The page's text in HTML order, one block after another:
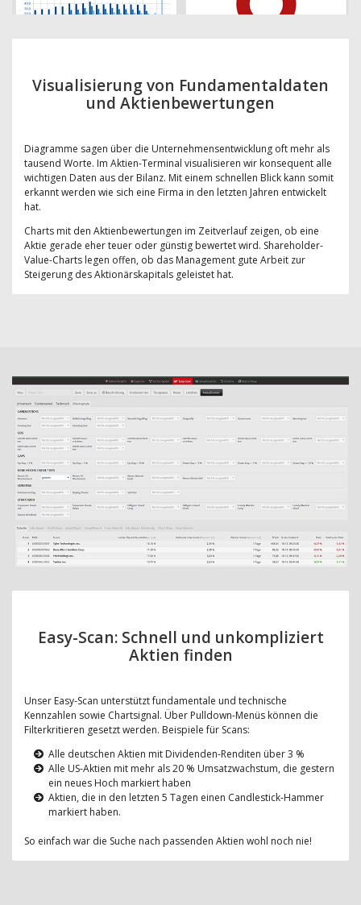
Visualisierung von Fundamentaldaten
und Aktienbewertungen
Diagramme sagen über die Unternehmensentwicklung oft mehr als
tausend Worte. Im Aktien-Terminal visualisieren wir konsequent alle
wichtigen Daten aus der Bilanz. Mit einem schnellen Blick kann somit
erkannt werden wie sich eine Firma in den letzten Jahren entwickelt
hat.
Charts mit den Aktienbewertungen im Zeitverlauf zeigen, ob eine
Aktie gerade eher teuer oder günstig bewertet wird. Shareholder-
Value-Charts legen offen, ob das Management gute Arbeit zur
Steigerung des Aktionärskapitals geleistet hat.
Easy-Scan: Schnell und unkompliziert
Aktien finden
Unser Easy-Scan unterstützt fundamentale und technische
Kennzahlen sowie Chartsignal. Über Pulldown-Menüs können die
Filterkritieren gesetzt werden. Beispiele für Scans:
Alle deutschen Aktien mit Dividenden-Renditen über 3 %
Alle US-Aktien mit mehr als 20 % Umsatzwachstum, die gestern
ein neues Hoch markiert haben
Aktien, die in den letzten 5 Tagen einen Candlestick-Hammer
markiert haben.
So einfach war die Suche nach passenden Aktien wohl noch nie!